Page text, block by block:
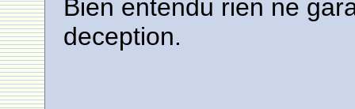
Bien entendu rien ne
deception.